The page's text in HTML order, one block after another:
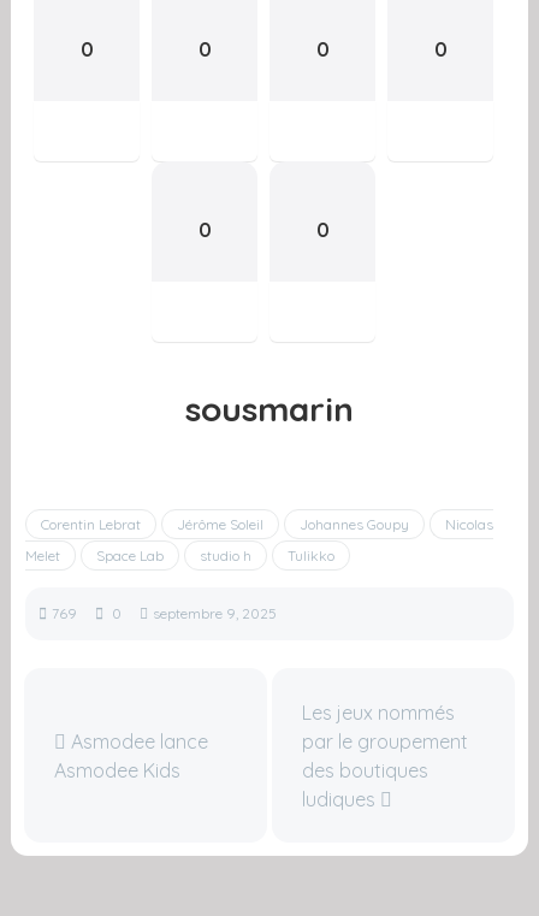
0 0 0 0
0 0
sousmarin
Corentin Lebrat Jérôme Soleil Johannes Goupy
Nicolas
Melet
Space Lab studio h Tulikko
769 0 septembre 9, 2025
Asmodee lance
Asmodee Kids
Les jeux nommés
par le groupement
des boutiques
ludiques